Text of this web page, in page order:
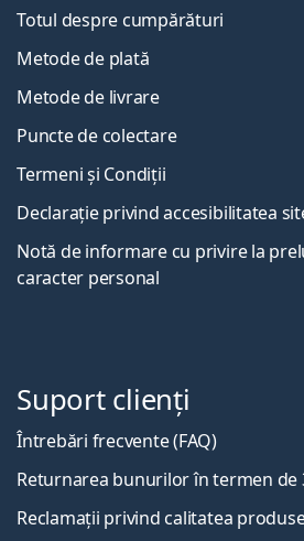
Totul despre cumpărături
Metode de plată
Metode de livrare
Puncte de colectare
Termeni și Condiții
Declarație privind accesibilitatea
Notă de informare cu privire la
caracter personal
Suport clienți
Întrebări frecvente (FAQ)
Returnarea bunurilor în termen de
Reclamații privind calitatea